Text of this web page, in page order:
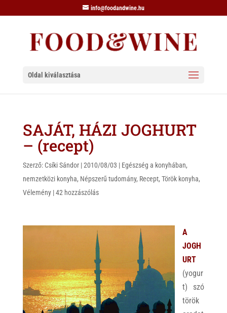
info@foodandwine.hu
Oldal kiválasztása
SAJÁT, HÁZI JOGHURT
– (recept)
Szerző: Csíki Sándor|2010/08/03 | Egészség a konyhában,
nemzetközi konyha, Népszerű tudomány, Recept, Török konyha,
Vélemény|42 hozzászólás
A
JOGH
URT
(yogur
t) szó
török